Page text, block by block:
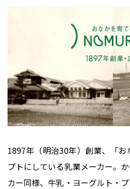
1897年（明治30年）創業、「
プトにしている乳業メーカー。
カー同様、牛乳・ヨーグルト・